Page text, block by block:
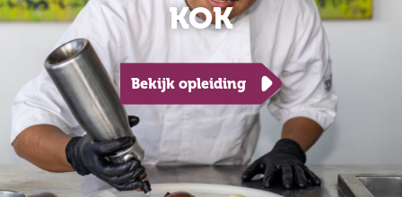
KOK
Bekijk opleiding